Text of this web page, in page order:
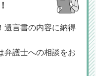
遺言書の内容に納得
弁護士への相談をお